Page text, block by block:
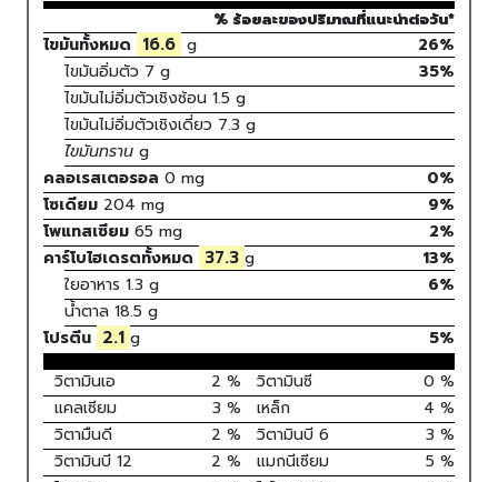
% ร้อยละของปริมาณที่แนะนำต่อวัน*
ไขมันทั้งหมด 16.6 g
26%
ไขมันอิ่มตัว 7 g 35%
ไขมันไม่อิ่มตัวเชิงซ้อน 1.5 g
ไขมันไม่อิ่มตัวเชิงเดี่ยว 7.3 g
ไขมันทราน g
คลอเรสเตอรอล 0 mg 0%
โซเดียม 204 mg 9%
โพแทสเซียม 65 mg 2%
คาร์โบไฮเดรตทั้งหมด 37.3 g 13%
ใยอาหาร 1.3 g
6%
น้ำตาล 18.5 g
โปรตีน 2.1 g 5%
วิตามินเอ
2 % วิตามินซี 0 %
แคลเซียม
3 % เหล็ก 4 %
วิตามืนดี
2 % วิตามินบี 6 3 %
วิตามินบี 12
2 % แมกนีเซียม 5 %